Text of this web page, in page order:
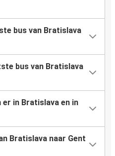
bus van Bratislava
bus van Bratislava
in Bratislava en in
Bratislava naar Gent